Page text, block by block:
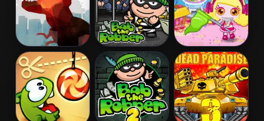
L. A. Rex Bob The
Robber
Bomb It 5